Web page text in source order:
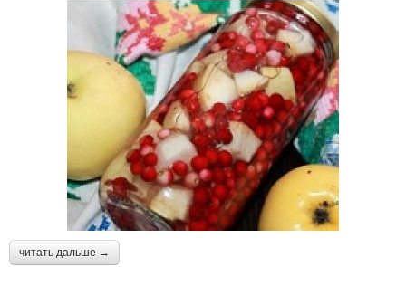
читать дальше →